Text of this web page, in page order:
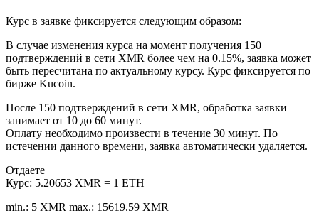
Курс в заявке фиксируется следующим образом:
В случае изменения курса на момент получения 150
подтверждений в сети XMR более чем на 0.15%, заявка может
быть пересчитана по актуальному курсу. Курс фиксируется по
бирже Kucoin.
После 150 подтверждений в сети XMR, обработка заявки
занимает от 10 до 60 минут.
Оплату необходимо произвести в течение 30 минут. По
истечении данного времени, заявка автоматически удаляется.
Отдаете
Курс: 5.20653 XMR = 1 ETH
min.: 5 XMR max.: 15619.59 XMR